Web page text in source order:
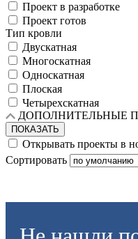
Проект в разработке
Проект готов
Тип кровли
Двускатная
Многоскатная
Односкатная
Плоская
Четырехскатная
ДОПОЛНИТЕЛЬНЫЕ
ПОКАЗАТЬ
Открывать проекты в
Сортировать